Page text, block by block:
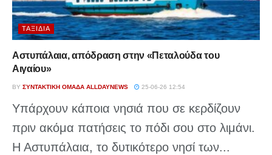
ΤΑΞΊΔΙΑ
Αστυπάλαια, απόδραση στην «Πεταλούδα του
Αιγαίου»
BY ΣΥΝΤΑΚΤΙΚΉ ΟΜΆΔΑ ALLDAYNEWS 25-06-26 12:54
Υπάρχουν κάποια νησιά που σε κερδίζουν
πριν ακόμα πατήσεις το πόδι σου στο λιμάνι.
Η Αστυπάλαια, το δυτικότερο νησί των...